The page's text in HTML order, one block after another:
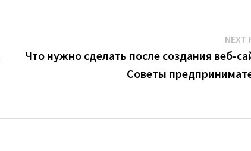
NEXT
Что нужно сделать после создания веб-
Советы